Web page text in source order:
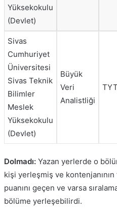
Yüksekokulu
(Devlet)
Sivas
Cumhuriyet
Üniversitesi
Sivas Teknik
Bilimler
Meslek
Yüksekokulu
(Devlet)
Büyük
Veri
Analistliği
TYT
Dolmadı:Yazan yerlerde o
kişi yerleşmiş ve kontenjanının
puanını geçen ve varsa
bölüme yerleşebilirdi.